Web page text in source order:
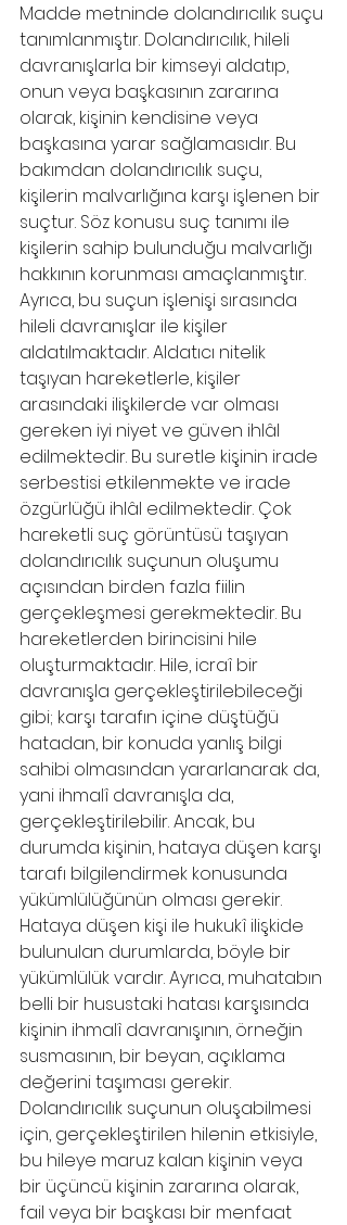
Madde metninde dolandırıcılık suçu
tanımlanmıştır. Dolandırıcılık, hileli
davranışlarla bir kimseyi aldatıp,
onun veya başkasının zararına
olarak, kişinin kendisine veya
başkasına yarar sağlamasıdır. Bu
bakımdan dolandırıcılık suçu,
kişilerin malvarlığına karşı işlenen bir
suçtur. Söz konusu suç tanımı ile
kişilerin sahip bulunduğu malvarlığı
hakkının korunması amaçlanmıştır.
Ayrıca, bu suçun işlenişi sırasında
hileli davranışlar ile kişiler
aldatılmaktadır. Aldatıcı nitelik
taşıyan hareketlerle, kişiler
arasındaki ilişkilerde var olması
gereken iyi niyet ve güven ihlâl
edilmektedir. Bu suretle kişinin irade
serbestisi etkilenmekte ve irade
özgürlüğü ihlâl edilmektedir. Çok
hareketli suç görüntüsü taşıyan
dolandırıcılık suçunun oluşumu
açısından birden fazla fiilin
gerçekleşmesi gerekmektedir. Bu
hareketlerden birincisini hile
oluşturmaktadır. Hile, icraî bir
davranışla gerçekleştirilebileceği
gibi; karşı tarafın içine düştüğü
hatadan, bir konuda yanlış bilgi
sahibi olmasından yararlanarak da,
yani ihmalî davranışla da,
gerçekleştirilebilir. Ancak, bu
durumda kişinin, hataya düşen karşı
tarafı bilgilendirmek konusunda
yükümlülüğünün olması gerekir.
Hataya düşen kişi ile hukukî ilişkide
bulunulan durumlarda, böyle bir
yükümlülük vardır. Ayrıca, muhatabın
belli bir husustaki hatası karşısında
kişinin ihmalî davranışının, örneğin
susmasının, bir beyan, açıklama
değerini taşıması gerekir.
Dolandırıcılık suçunun oluşabilmesi
için, gerçekleştirilen hilenin etkisiyle,
bu hileye maruz kalan kişinin veya
bir üçüncü kişinin zararına olarak,
fail veya bir başkası bir menfaat